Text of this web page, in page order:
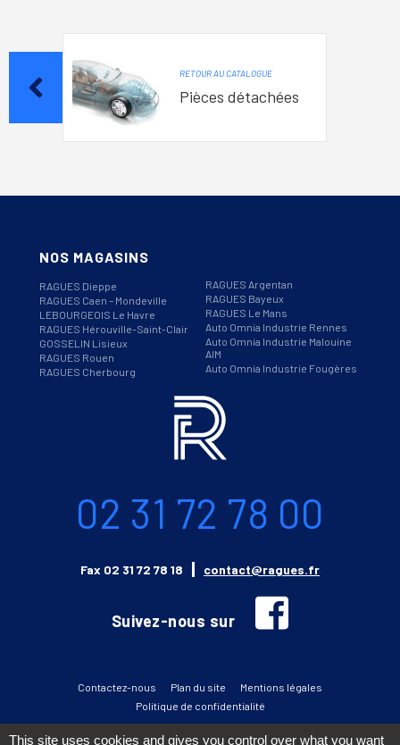
RETOUR AU CATALOGUE
Pièces détachées
NOS MAGASINS
RAGUES Dieppe
RAGUES Caen – Mondeville
LEBOURGEOIS Le Havre
RAGUES Hérouville-Saint-Clair
GOSSELIN Lisieux
RAGUES Rouen
RAGUES Cherbourg
RAGUES Argentan
RAGUES Bayeux
RAGUES Le Mans
Auto Omnia Industrie Rennes
Auto Omnia Industrie Malouine
AIM
Auto Omnia Industrie Fougères
02 31 72 78 00
Fax 02 31 72 78 18 Emailcontact@ragues.fr
Suivez-nous sur
facebook
Contactez-nous Plan du site
Mentions légales
Politique de confidentialité
This site uses cookies and gives you control over what you want